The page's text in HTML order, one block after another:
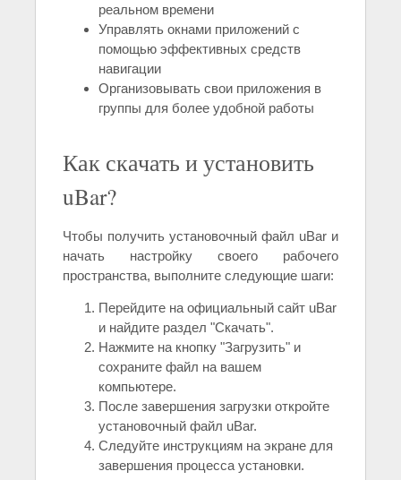
реальном времени
Управлять окнами приложений с
помощью эффективных средств
навигации
Организовывать свои приложения в
группы для более удобной работы
Как скачать и установить
uBar?
Чтобы получить установочный файл uBar и
начать настройку своего рабочего
пространства, выполните следующие шаги:
Перейдите на официальный сайт uBar
и найдите раздел "Скачать".
Нажмите на кнопку "Загрузить" и
сохраните файл на вашем
компьютере.
После завершения загрузки откройте
установочный файл uBar.
Следуйте инструкциям на экране для
завершения процесса установки.